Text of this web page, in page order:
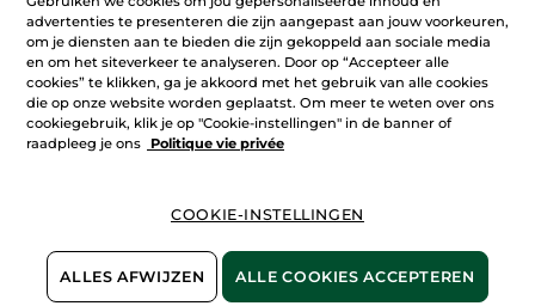
Bad-
en
Douchegel
&
Bodymilk
Bourbonvanille
IN WINKELMANDJE
Bezorging vanaf12/08
Niet tevreden? Geld terug!
Algemene Voorwaarden
LEES HIER DE ALGEMENE VOORWAARDEN
advertenties te presenteren die zijn aangepast aan jouw voorkeuren,
om je diensten aan te bieden die zijn gekoppeld aan sociale media
en om het siteverkeer te analyseren. Door op “Accepteer alle
cookies” te klikken, ga je akkoord met het gebruik van alle cookies
die op onze website worden geplaatst. Om meer te weten over ons
cookiegebruik, klik je op "Cookie-instellingen" in de banner of
raadpleeg je ons
Politique vie privée
COOKIE-INSTELLINGEN
ALLES AFWIJZEN ALLE COOKIES ACCEPTEREN